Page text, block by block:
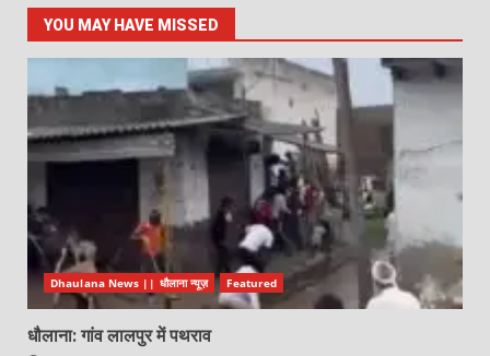
YOU MAY HAVE MISSED
Dhaulana News || धौलाना न्यूज़ Featured
धौलाना: गांव लालपुर में पथराव